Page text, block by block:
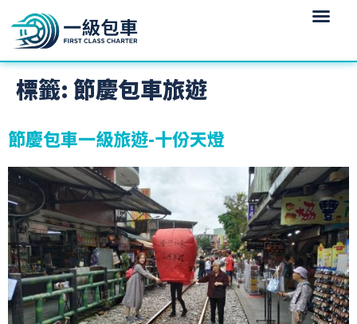
標籤: 節慶包車旅遊
節慶包車一級旅遊-十份天燈